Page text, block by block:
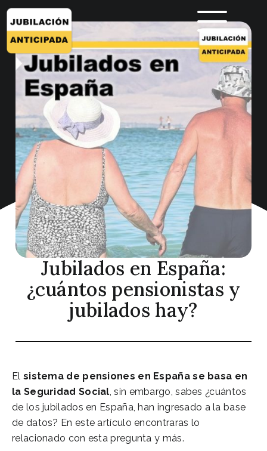
Jubilados en España:
¿cuántos pensionistas y
jubilados hay?
El sistema de pensiones en España se basa en
la Seguridad Social, sin embargo, sabes ¿cuántos
de los jubilados en España, han ingresado a la base
de datos? En este artículo encontraras lo
relacionado con esta pregunta y más.